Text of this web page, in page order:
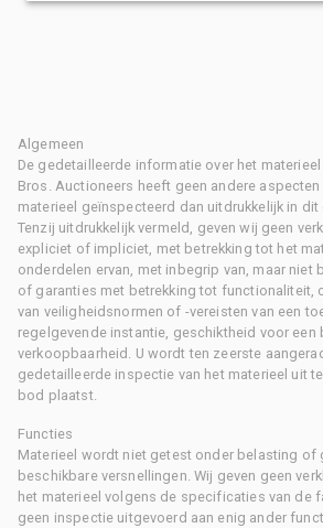
Algemeen
De gedetailleerde informatie over het
Bros. Auctioneers heeft geen andere
materieel geïnspecteerd dan uitdrukkelijk in dit
Tenzij uitdrukkelijk vermeld, geven wij geen
expliciet of impliciet, met betrekking tot het
onderdelen ervan, met inbegrip van, maar niet
of garanties met betrekking tot functionaliteit,
van veiligheidsnormen of -vereisten van een
regelgevende instantie, geschiktheid voor
verkoopbaarheid. U wordt ten zeerste
gedetailleerde inspectie van het materieel uit
bod plaatst.
Functies
Materieel wordt niet getest onder belasting of
beschikbare versnellingen. Wij geven geen
het materieel volgens de specificaties van de
geen inspectie uitgevoerd aan enig ander